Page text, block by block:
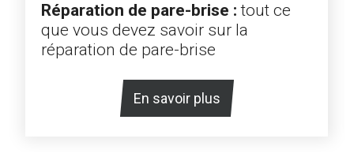
Réparation de pare-brise :tout ce
que vous devez savoir sur la
réparation de pare-brise
En savoir plus